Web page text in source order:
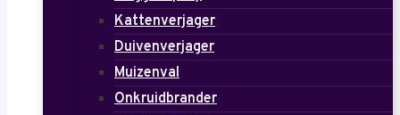
Kattenverjager
Duivenverjager
Muizenval
Onkruidbrander